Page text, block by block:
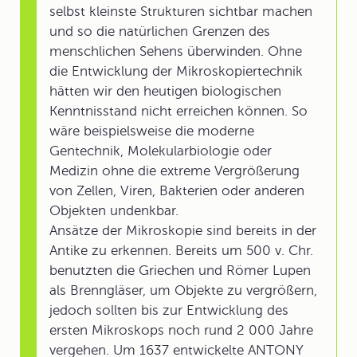
selbst kleinste Strukturen sichtbar machen
und so die natürlichen Grenzen des
menschlichen Sehens überwinden. Ohne
die Entwicklung der Mikroskopiertechnik
hätten wir den heutigen biologischen
Kenntnisstand nicht erreichen können. So
wäre beispielsweise die moderne
Gentechnik, Molekularbiologie oder
Medizin ohne die extreme Vergrößerung
von Zellen, Viren, Bakterien oder anderen
Objekten undenkbar.
Ansätze der Mikroskopie sind bereits in der
Antike zu erkennen. Bereits um 500 v. Chr.
benutzten die Griechen und Römer Lupen
als Brenngläser, um Objekte zu vergrößern,
jedoch sollten bis zur Entwicklung des
ersten Mikroskops noch rund 2 000 Jahre
vergehen. Um 1637 entwickelte ANTONY